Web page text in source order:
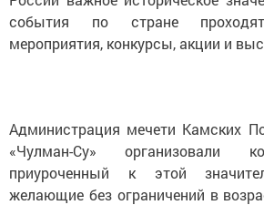
события по стране
мероприятия, конкурсы, акции и
Администрация мечети Камских
«Чулман-Су» организовали
приуроченный к этой
желающие без ограничений в